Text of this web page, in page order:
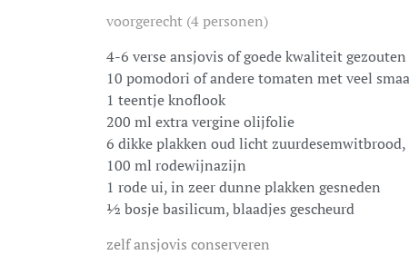
voorgerecht (4 personen)
4-6 verse ansjovis of goede kwaliteit
10 pomodori of andere tomaten met veel
1 teentje knoflook
200 ml extra vergine olijfolie
6 dikke plakken oud licht
100 ml rodewijnazijn
1 rode ui, in zeer dunne plakken gesneden
½ bosje basilicum, blaadjes gescheurd
zelf ansjovis conserveren